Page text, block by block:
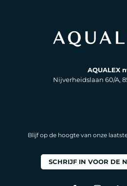
AQUALEX
Nijverheidslaan 60/A,
Blijf op de hoogte van onze
SCHRIJF IN VOOR DE